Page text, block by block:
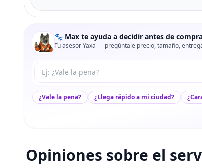
🐾 Max te ayuda a decidir antes de
Tu asesor Yaxa — pregúntale precio, tamaño,
Tu pregunta a Max
¿Vale la pena? ¿Llega rápido a mi ciudad?
Opiniones sobre el